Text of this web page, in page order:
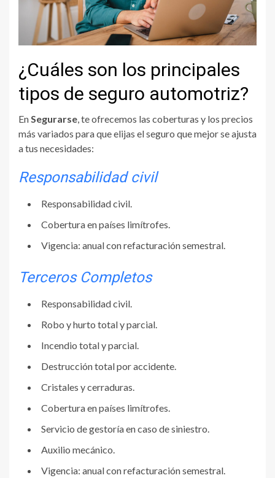
¿Cuáles son los principales
tipos de seguro automotriz?
EnSegurarse, te ofrecemos las coberturas y los precios
más variados para que elijas el seguro que mejor se ajusta
a tus necesidades:
Responsabilidad civil
Responsabilidad civil.
Cobertura en países limítrofes.
Vigencia: anual con refacturación semestral.
Terceros Completos
Responsabilidad civil.
Robo y hurto total y parcial.
Incendio total y parcial.
Destrucción total por accidente.
Cristales y cerraduras.
Cobertura en países limítrofes.
Servicio de gestoría en caso de siniestro.
Auxilio mecánico.
Vigencia: anual con refacturación semestral.